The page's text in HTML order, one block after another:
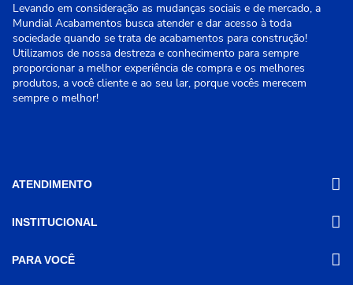
Levando em consideração as mudanças sociais e de mercado, a
Mundial Acabamentos busca atender e dar acesso à toda
sociedade quando se trata de acabamentos para construção!
Utilizamos de nossa destreza e conhecimento para sempre
proporcionar a melhor experiência de compra e os melhores
produtos, a você cliente e ao seu lar, porque vocês merecem
sempre o melhor!
ATENDIMENTO
Sábado das 8h às 12h
INSTITUCIONAL
Nossas Lojas
PARA VOCÊ